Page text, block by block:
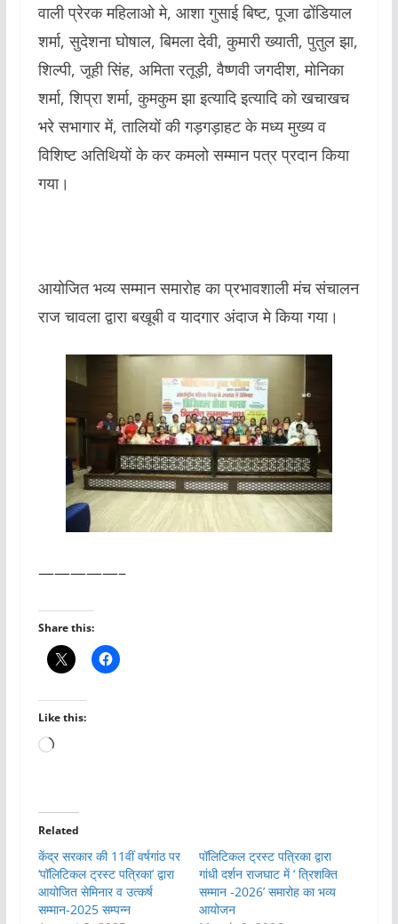
वाली प्रेरक महिलाओ मे, आशा गुसाई बिष्ट, पूजा ढोंडियाल
शर्मा, सुदेशना घोषाल, बिमला देवी, कुमारी ख्याती, पुतुल झा,
शिल्पी, जूही सिंह, अमिता रतूड़ी, वैष्णवी जगदीश, मोनिका
शर्मा, शिप्रा शर्मा, कुमकुम झा इत्यादि इत्यादि को खचाखच
भरे सभागार में, तालियों की गड़गड़ाहट के मध्य मुख्य व
विशिष्ट अतिथियों के कर कमलो सम्मान पत्र प्रदान किया
गया।
आयोजित भव्य सम्मान समारोह का प्रभावशाली मंच संचालन
राज चावला द्वारा बखूबी व यादगार अंदाज मे किया गया।
—————–
Share this:
Like this:
Loading…
Related
केंद्र सरकार की 11वीं वर्षगांठ पर
‘पॉलिटिकल ट्रस्ट पत्रिका’ द्वारा
आयोजित सेमिनार व उत्कर्ष
सम्मान-2025 सम्पन्न
पॉलिटिकल ट्रस्ट पत्रिका द्वारा
गांधी दर्शन राजघाट में ‘ त्रिशक्ति
सम्मान -2026’ समारोह का भव्य
आयोजन